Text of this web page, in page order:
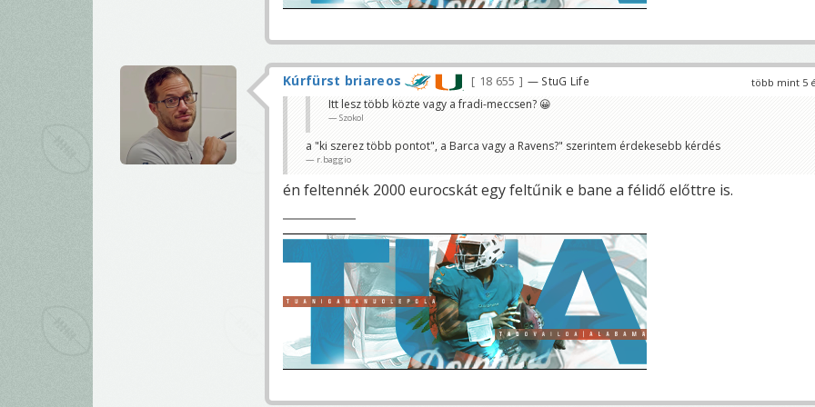
több mint 5
Kúrfürst briareos 18 655 — StuG Life
Itt lesz több közte vagy a fradi-meccsen? 😀
Szokol
a "ki szerez több pontot", a Barca vagy a Ravens?" szerintem érdekesebb kérdés
r.baggio
én feltennék 2000 eurocskát egy feltűnik e bane a félidő előttre is.